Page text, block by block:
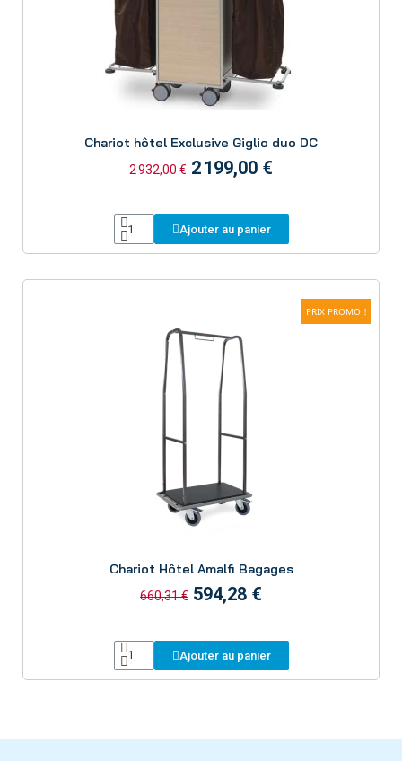
Chariot hôtel Exclusive Giglio duo DC
2 932,00 € 2 199,00 €
Ajouter au panier
PRIX PROMO !
Chariot Hôtel Amalfi Bagages
660,31 € 594,28 €
Ajouter au panier